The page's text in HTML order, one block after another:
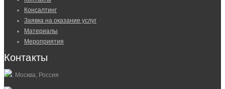
Консалтинг
Заявка на оказание услуг
Материалы
Мероприятия
Контакты
: Москва, Россия